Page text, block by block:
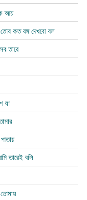
আয়
কত রঙ্গ দেখবো বল
তারে
যা
তারেই বলি